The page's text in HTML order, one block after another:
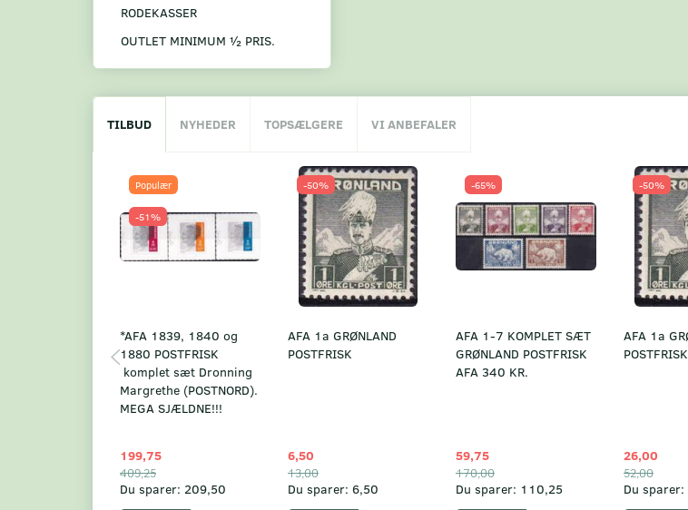
RODEKASSER
OUTLET MINIMUM ½ PRIS.
TILBUD NYHEDER TOPSÆLGERE VI ANBEFALER
Populær
-51%
*AFA 1839, 1840 og
1880 POSTFRISK
komplet sæt Dronning
Margrethe (POSTNORD).
MEGA SJÆLDNE!!!
199,75
409,25
Du sparer: 209,50
-50%
AFA 1a GRØNLAND
POSTFRISK
6,50
13,00
Du sparer: 6,50
-65%
AFA 1-7 KOMPLET SÆT
GRØNLAND POSTFRISK
AFA 340 KR.
59,75
170,00
Du sparer: 110,25
-50%
AFA 1a
26,00
52,00
Du sparer: